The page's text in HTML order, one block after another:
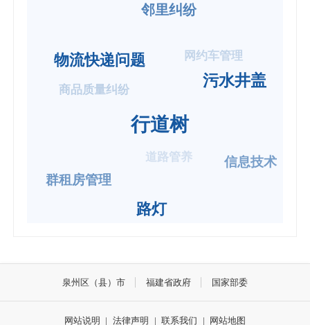
群租房管理
路灯
行道树
物流快递问题
商品质量纠纷
道路管养 信息技术
污水井盖
邻里纠纷
网约车管理
泉州区（县）市 福建省政府 国家部委
网站说明 | 法律声明 | 联系我们 | 网站地图